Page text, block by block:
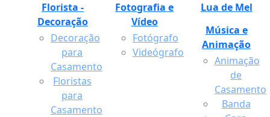
Florista -
Decoração
Decoração
para
Casamento
Floristas
para
Casamento
Fotografia e
Vídeo
Fotógrafo
Videógrafo
Lua de Mel
Música e
Animação
Animação
de
Casamento
Banda